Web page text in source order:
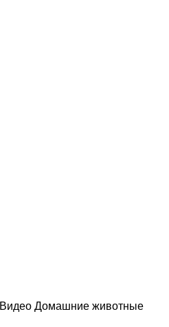
Видео Домашние животные